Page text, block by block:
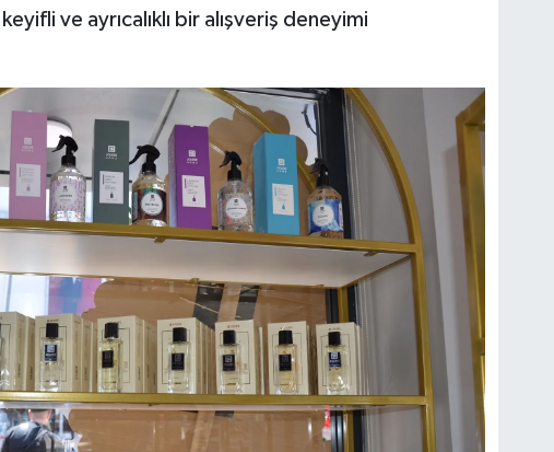
ve ayrıcalıklı bir alışveriş deneyimi